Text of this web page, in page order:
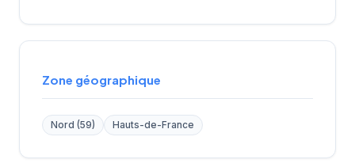
Zone géographique
Nord (59) Hauts-de-France